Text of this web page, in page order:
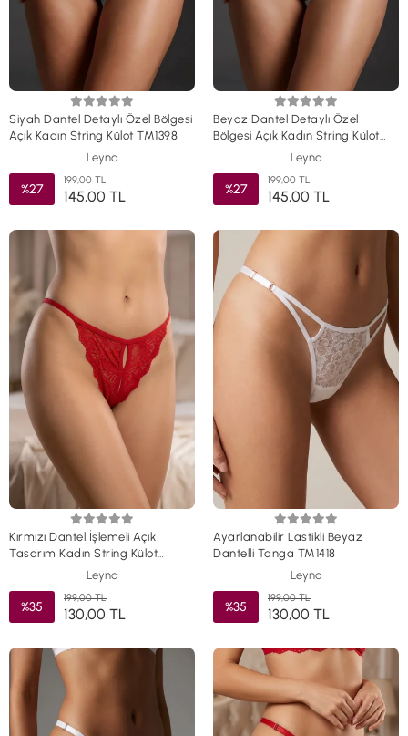
Siyah Dantel Detaylı Özel Bölgesi
Açık Kadın String Külot TM1398
Leyna
%27
199,00 TL
145,00 TL
Beyaz Dantel Detaylı Özel
Bölgesi Açık Kadın String Külot
Leyna
%27
199,00 TL
145,00 TL
Kırmızı Dantel İşlemeli Açık
Tasarım Kadın String Külot
Leyna
%35
199,00 TL
130,00 TL
Ayarlanabilir Lastikli Beyaz
Dantelli Tanga TM1418
Leyna
%35
199,00 TL
130,00 TL